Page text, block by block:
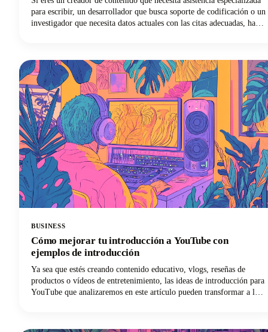
para escribir, un desarrollador que busca soporte de codificación o un
investigador que necesita datos actuales con las citas adecuadas, hay
destacadas y te ayudamos a descubrir qué alternativa de ChatGPT
transformará tu forma de trabajar.
BUSINESS
Cómo mejorar tu introducción a YouTube con
ejemplos de introducción
Ya sea que estés creando contenido educativo, vlogs, reseñas de
productos o vídeos de entretenimiento, las ideas de introducción para
YouTube que analizaremos en este artículo pueden transformar a los